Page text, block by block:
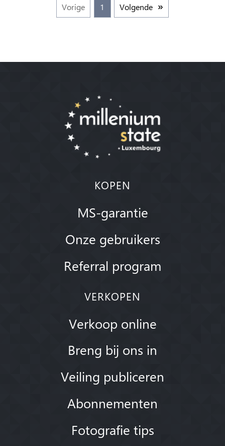
Vorige 1 Volgende
KOPEN
MS-garantie
Onze gebruikers
Referral program
VERKOPEN
Verkoop online
Breng bij ons in
Veiling publiceren
Abonnementen
Fotografie tips